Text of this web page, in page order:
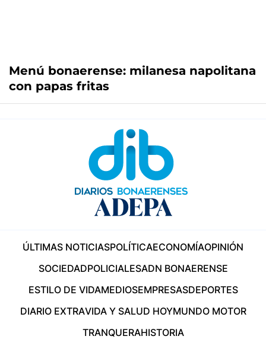
Menú bonaerense: milanesa napolitana
con papas fritas
ÚLTIMAS NOTICIASPOLÍTICAECONOMÍAOPINIÓN
SOCIEDADPOLICIALESADN BONAERENSE
ESTILO DE VIDAMEDIOSEMPRESASDEPORTES
DIARIO EXTRAVIDA Y SALUD HOYMUNDO MOTOR
TRANQUERAHISTORIA